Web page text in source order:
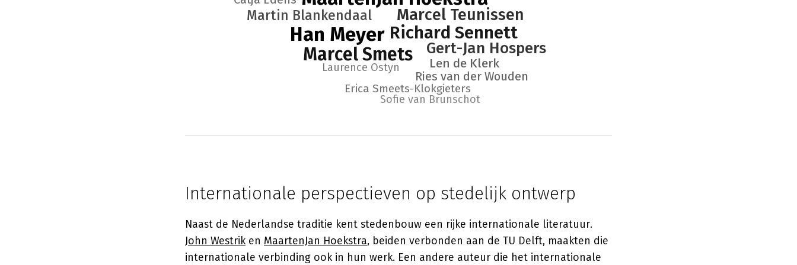
Han Meyer
Marcel Smets
Richard Sennett
Marcel Teunissen
Gert-Jan Hospers
Martin Blankendaal
Len de Klerk
Ries van der Wouden
Erica Smeets-Klokgieters
Laurence Ostyn
Sofie van Brunschot
Internationale perspectieven op stedelijk ontwerp
Naast de Nederlandse traditie kent stedenbouw een rijke internationale literatuur.
John Westriken MaartenJan Hoekstra, beiden verbonden aan de TU Delft, maakten die
internationale verbinding ook in hun werk. Een andere auteur die het internationale